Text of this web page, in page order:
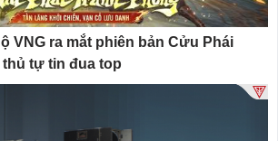
VNG ra mắt phiên bản Cửu Phái
tự tin đua top